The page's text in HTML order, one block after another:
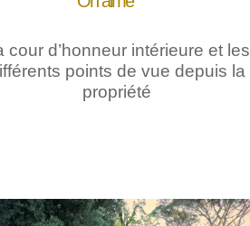
cour d’honneur intérieure et les
points de vue depuis la
propriété